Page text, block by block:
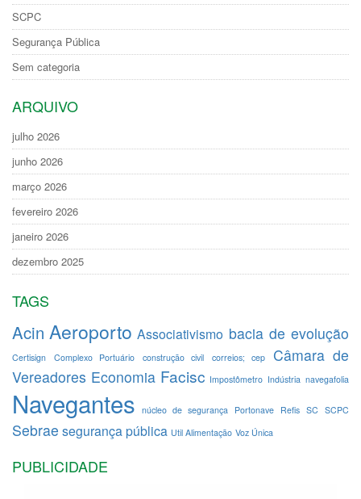
SCPC
Segurança Pública
Sem categoria
ARQUIVO
julho 2026
junho 2026
março 2026
fevereiro 2026
janeiro 2026
dezembro 2025
TAGS
Acin Aeroporto Associativismo bacia de evolução
Certisign Complexo Portuário construção civil correios; cep
Câmara de
Vereadores Economia Facisc Impostômetro Indústria navegafolia
Navegantes núcleo de segurança Portonave Refis SC SCPC
Sebrae segurança pública Util Alimentação Voz Única
PUBLICIDADE